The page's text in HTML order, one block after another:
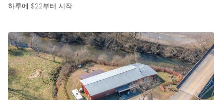
하루에 $22부터 시작